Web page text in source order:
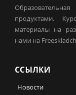
продуктами.
материалы на
нами на
ССЫЛКИ
Новости